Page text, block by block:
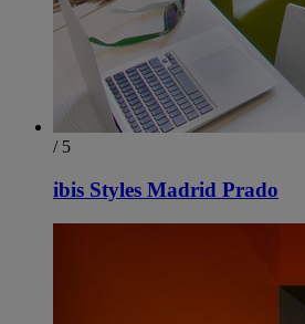
/ 5
ibis Styles Madrid Prado